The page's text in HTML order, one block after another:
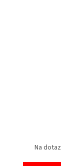
Na dotaz